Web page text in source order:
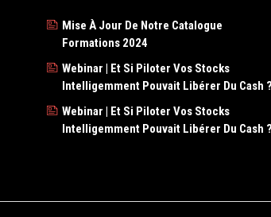
Mise À Jour De Notre Catalogue
Formations 2024
Webinar | Et Si Piloter Vos Stocks
Intelligemment Pouvait Libérer Du Cash ?
Webinar | Et Si Piloter Vos Stocks
Intelligemment Pouvait Libérer Du Cash ?